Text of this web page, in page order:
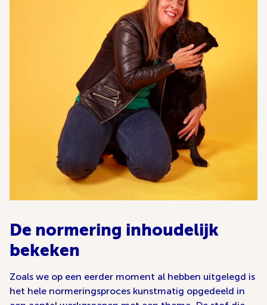
De normering inhoudelijk
bekeken
Zoals we op een eerder moment al hebben uitgelegd is
het hele normeringsproces kunstmatig opgedeeld in